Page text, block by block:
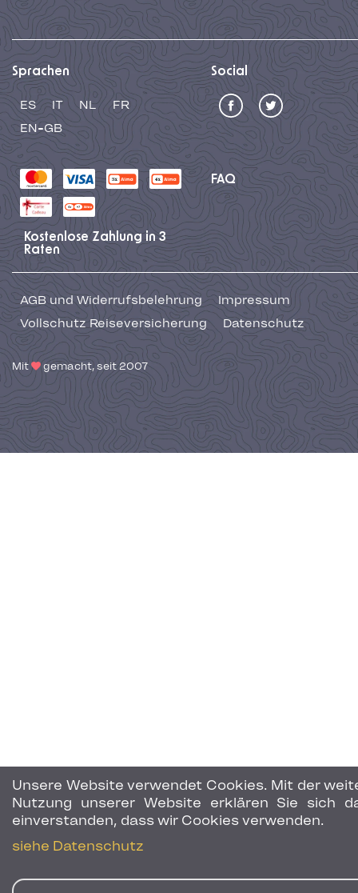
Unsere Website verwendet Cookies. Mit der
Nutzung unserer Website erklären Sie sich
einverstanden, dass wir Cookies verwenden.
siehe Datenschutz
Sprachen
ES IT NL
FR
EN-GB
Social
FAQ
Kostenlose Zahlung in 3
Raten
AGB und Widerrufsbelehrung
Impressum
Vollschutz Reiseversicherung
Datenschutz
Mit gemacht, seit 2007